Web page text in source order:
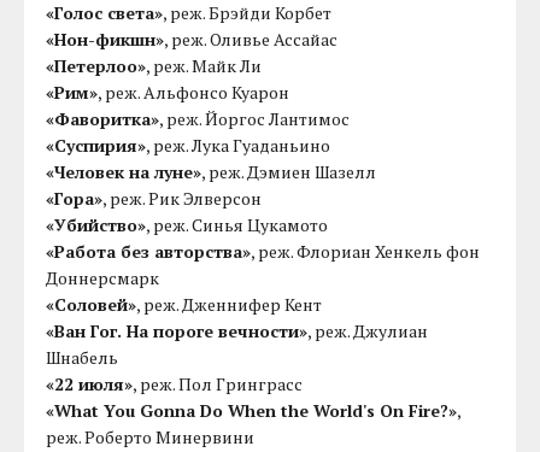
«Голос света», реж. Брэйди Корбет
«Нон-фикшн», реж. Оливье Ассайас
«Петерлоо», реж. Майк Ли
«Рим», реж. Альфонсо Куарон
«Фаворитка», реж. Йоргос Лантимос
«Суспирия», реж. Лука Гуаданьино
«Человек на луне», реж. Дэмиен Шазелл
«Гора», реж. Рик Элверсон
«Убийство», реж. Синья Цукамото
«Работа без авторства», реж. Флориан Хенкель фон
Доннерсмарк
«Соловей», реж. Дженнифер Кент
«Ван Гог. На пороге вечности», реж. Джулиан
Шнабель
«22 июля», реж. Пол Гринграсс
«What You Gonna Do When the World's On Fire?»,
реж. Роберто Минервини